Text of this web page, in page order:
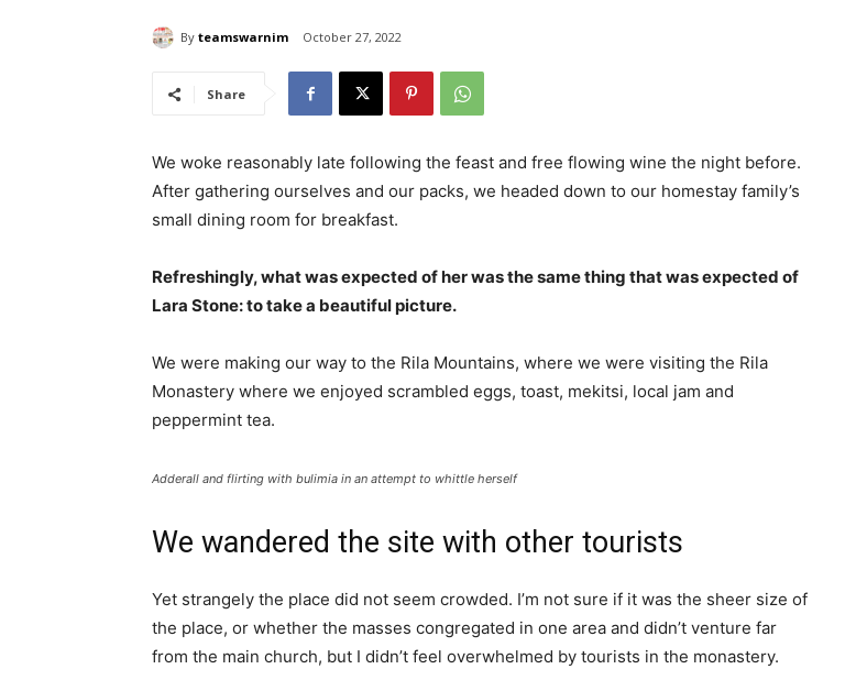
By teamswarnim October 27, 2022
Share
We woke reasonably late following the feast and free flowing wine the night before.
After gathering ourselves and our packs, we headed down to our homestay family’s
small dining room for breakfast.
Refreshingly, what was expected of her was the same thing that was expected of
Lara Stone: to take a beautiful picture.
We were making our way to the Rila Mountains, where we were visiting the Rila
Monastery where we enjoyed scrambled eggs, toast, mekitsi, local jam and
peppermint tea.
Adderall and flirting with bulimia in an attempt to whittle herself
We wandered the site with other tourists
Yet strangely the place did not seem crowded. I’m not sure if it was the sheer size of
the place, or whether the masses congregated in one area and didn’t venture far
from the main church, but I didn’t feel overwhelmed by tourists in the monastery.